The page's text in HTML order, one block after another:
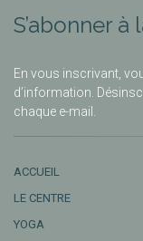
S’abonner
En vous inscrivant,
d’information.
chaque e-mail.
ACCUEIL
LE CENTRE
YOGA